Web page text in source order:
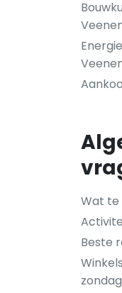
Wat te
Beste
zondag